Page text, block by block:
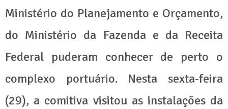
Ministério do Planejamento e Orçamento,
do Ministério da Fazenda e da Receita
Federal puderam conhecer de perto o
complexo portuário. Nesta sexta-feira
(29), a comitiva visitou as instalações da